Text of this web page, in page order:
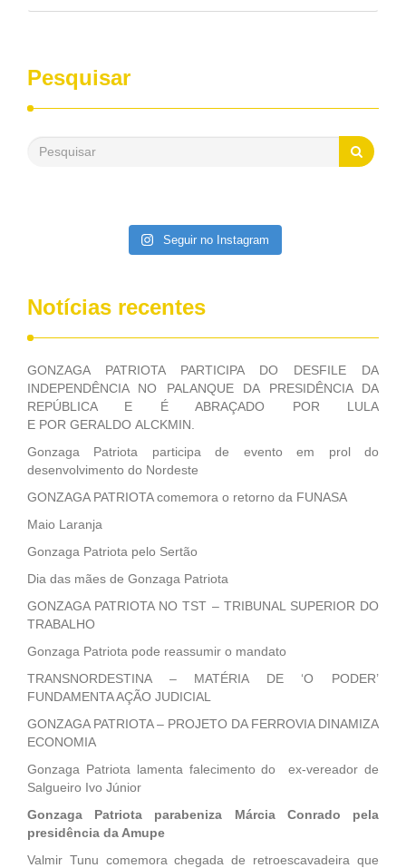
pelo Congresso Nacional. Gonzaga Patriota disse hoje em
desenvolvimento dos seus municípios e, somente o ano
passado, essa Fundação distribuiu mais de três bilhões de
reais, com suas maravilhosas ações, dentre alas, mais de
saneamento básico, em pequenas comunidades rurais.
Patriota disse ainda que, mesmo sem mandato,
Pesquisar
Seguir no Instagram
Notícias recentes
GONZAGA PATRIOTA PARTICIPA DO DESFILE DA
INDEPENDÊNCIA NO PALANQUE DA PRESIDÊNCIA DA
REPÚBLICA E É ABRAÇADO POR LULA
E POR GERALDO ALCKMIN.
Gonzaga Patriota participa de evento em prol do
desenvolvimento do Nordeste
GONZAGA PATRIOTA comemora o retorno da FUNASA
Maio Laranja
Gonzaga Patriota pelo Sertão
Dia das mães de Gonzaga Patriota
GONZAGA PATRIOTA NO TST – TRIBUNAL SUPERIOR DO
TRABALHO
Gonzaga Patriota pode reassumir o mandato
TRANSNORDESTINA – MATÉRIA DE ‘O PODER’
FUNDAMENTA AÇÃO JUDICIAL
GONZAGA PATRIOTA – PROJETO DA FERROVIA DINAMIZA
ECONOMIA
Gonzaga Patriota lamenta falecimento do ex-vereador de
Salgueiro Ivo Júnior
Gonzaga Patriota parabeniza Márcia Conrado pela
presidência da Amupe
Valmir Tunu comemora chegada de retroescavadeira que